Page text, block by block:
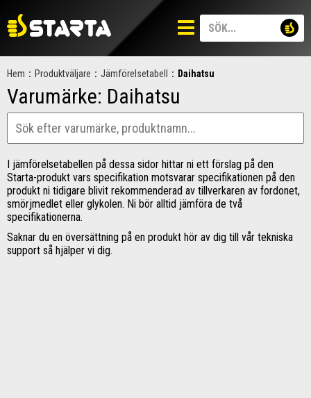
Hem : Produktväljare : Jämförelsetabell : Daihatsu
Varumärke: Daihatsu
I jämförelsetabellen på dessa sidor hittar ni ett förslag på den
Starta-produkt vars specifikation motsvarar specifikationen på den
produkt ni tidigare blivit rekommenderad av tillverkaren av fordonet,
smörjmedlet eller glykolen. Ni bör alltid jämföra de två
specifikationerna.
Saknar du en översättning på en produkt hör av dig till vår tekniska
support så hjälper vi dig.